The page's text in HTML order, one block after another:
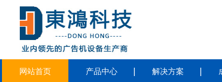
网站首页 产品中心 解决方案